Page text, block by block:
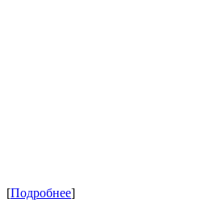
[Подробнее]